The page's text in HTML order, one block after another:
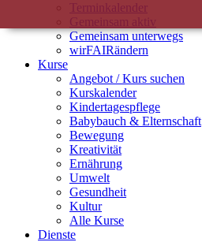
Terminkalender
Gemeinsam aktiv
Gemeinsam unterwegs
wirFAIRändern
Kurse
Angebot / Kurs suchen
Kurskalender
Kindertagespflege
Babybauch & Elternschaft
Bewegung
Kreativität
Ernährung
Umwelt
Gesundheit
Kultur
Alle Kurse
Dienste